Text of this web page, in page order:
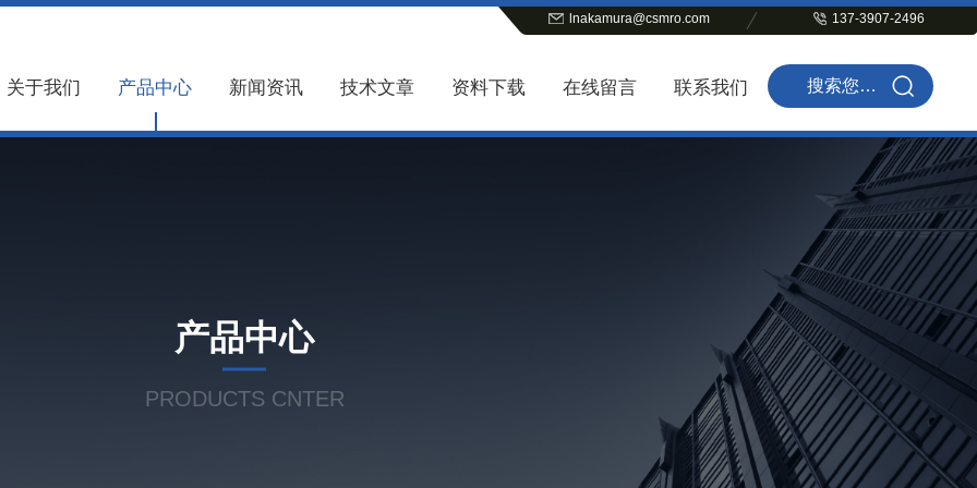
lnakamura@csmro.com 137-3907-2496
关于我们 产品中心 新闻资讯 技术文章 资料下载 在线留言 联系我们
产品中心
PRODUCTS CNTER